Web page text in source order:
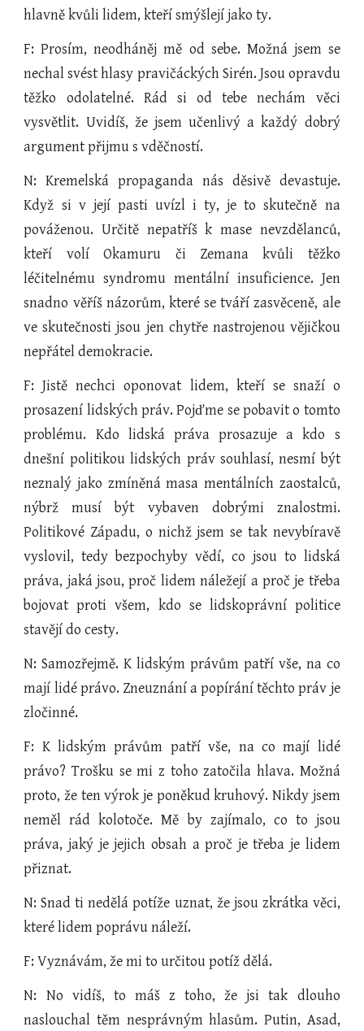
hlavně kvůli lidem, kteří smýšlejí jako ty.
F: Prosím, neodháněj mě od sebe. Možná jsem se
nechal svést hlasy pravičáckých Sirén. Jsou opravdu
těžko odolatelné. Rád si od tebe nechám věci
vysvětlit. Uvidíš, že jsem učenlivý a každý dobrý
argument přijmu s vděčností.
N: Kremelská propaganda nás děsivě devastuje.
Když si v její pasti uvízl i ty, je to skutečně na
pováženou. Určitě nepatříš k mase nevzdělanců,
kteří volí Okamuru či Zemana kvůli těžko
léčitelnému syndromu mentální insuficience. Jen
snadno věříš názorům, které se tváří zasvěceně, ale
ve skutečnosti jsou jen chytře nastrojenou vějičkou
nepřátel demokracie.
F: Jistě nechci oponovat lidem, kteří se snaží o
prosazení lidských práv. Pojďme se pobavit o tomto
problému. Kdo lidská práva prosazuje a kdo s
dnešní politikou lidských práv souhlasí, nesmí být
neznalý jako zmíněná masa mentálních zaostalců,
nýbrž musí být vybaven dobrými znalostmi.
Politikové Západu, o nichž jsem se tak nevybíravě
vyslovil, tedy bezpochyby vědí, co jsou to lidská
práva, jaká jsou, proč lidem náležejí a proč je třeba
bojovat proti všem, kdo se lidskoprávní politice
stavějí do cesty.
N: Samozřejmě. K lidským právům patří vše, na co
mají lidé právo. Zneuznání a popírání těchto práv je
zločinné.
F: K lidským právům patří vše, na co mají lidé
právo? Trošku se mi z toho zatočila hlava. Možná
proto, že ten výrok je poněkud kruhový. Nikdy jsem
neměl rád kolotoče. Mě by zajímalo, co to jsou
práva, jaký je jejich obsah a proč je třeba je lidem
přiznat.
N: Snad ti nedělá potíže uznat, že jsou zkrátka věci,
které lidem poprávu náleží.
F: Vyznávám, že mi to určitou potíž dělá.
N: No vidíš, to máš z toho, že jsi tak dlouho
naslouchal těm nesprávným hlasům. Putin, Asad,